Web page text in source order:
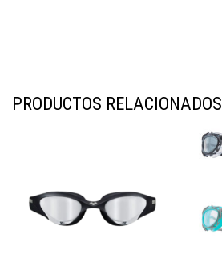
PRODUCTOS RELACIONADOS